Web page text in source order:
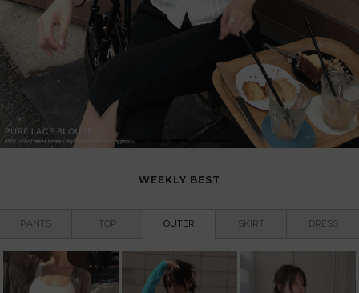
WEEKLY BEST
PANTS TOP OUTER SKIRT DRESS